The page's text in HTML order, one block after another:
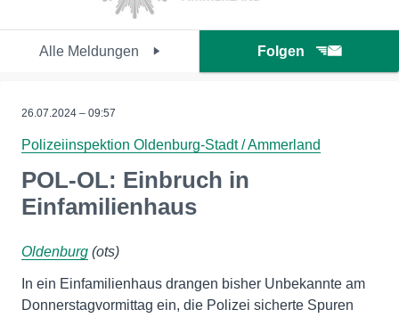
Alle Meldungen Folgen
26.07.2024 – 09:57
Polizeiinspektion Oldenburg-Stadt / Ammerland
POL-OL: Einbruch in
Einfamilienhaus
Oldenburg (ots)
In ein Einfamilienhaus drangen bisher Unbekannte am
Donnerstagvormittag ein, die Polizei sicherte Spuren